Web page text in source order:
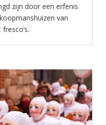
zijn door een erfenis
van